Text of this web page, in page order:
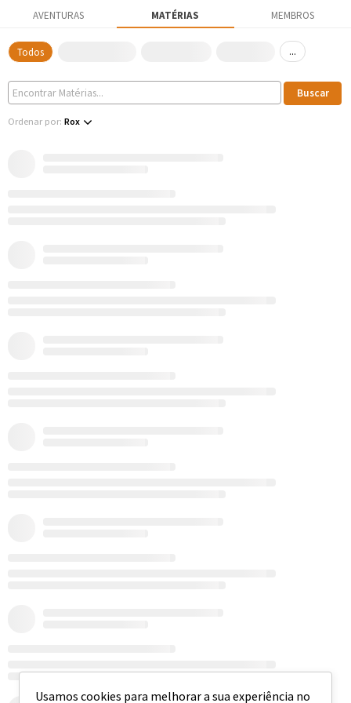
Usamos cookies para melhorar a sua experiência no
AVENTURAS MATÉRIAS MEMBROS
Todos ...
Ordenar por: Rox